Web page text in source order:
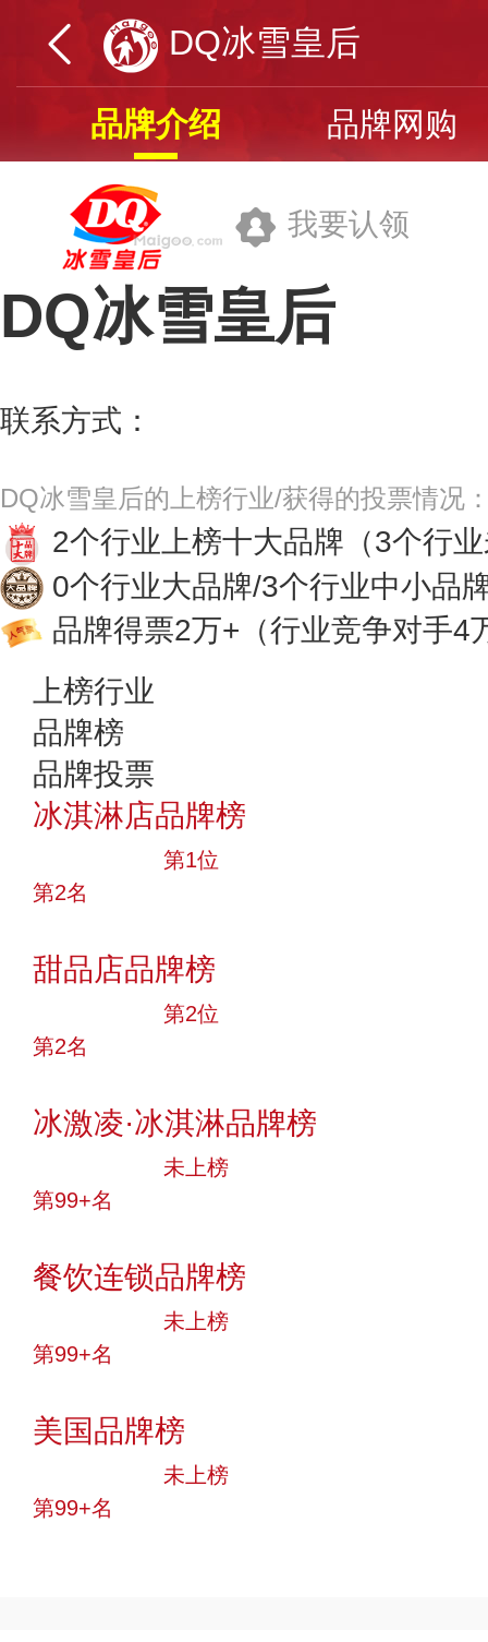
DQ冰雪皇后
品牌介绍 品牌网购
我要认领
DQ冰雪皇后
联系方式：
DQ冰雪皇后的上榜行业/获得的投票情况
2个行业上榜十大品牌 （3个行
0个行业大品牌/3个行业中小品
品牌得票2万+ （行业竞争对手4
上榜行业
品牌榜
品牌投票
冰淇淋店品牌榜
第1位
第2名
甜品店品牌榜
第2位
第2名
冰激凌·冰淇淋品牌榜
未上榜
第99+名
餐饮连锁品牌榜
未上榜
第99+名
美国品牌榜
未上榜
第99+名